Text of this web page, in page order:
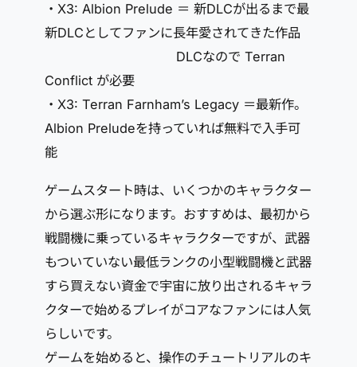
・X3: Albion Prelude ＝ 新DLCが出るまで最
新DLCとしてファンに長年愛されてきた作品
DLCなので Terran
Conflict が必要
・X3: Terran Farnham’s Legacy ＝最新作。
Albion Preludeを持っていれば無料で入手可
能
ゲームスタート時は、いくつかのキャラクター
から選ぶ形になります。おすすめは、最初から
戦闘機に乗っているキャラクターですが、武器
もついていない最低ランクの小型戦闘機と武器
すら買えない資金で宇宙に放り出されるキャラ
クターで始めるプレイがコアなファンには人気
らしいです。
ゲームを始めると、操作のチュートリアルのキ